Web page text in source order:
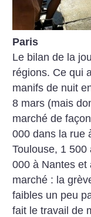
Paris
Le bilan de la
régions. Ce qui
manifs de nuit
8 mars (mais
marché de
000 dans la rue
Toulouse, 1
000 à Nantes et
marché : la
faibles un peu
fait le travail de